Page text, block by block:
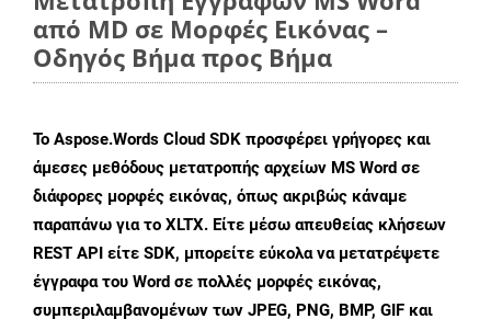
από MD σε Μορφές Εικόνας –
Οδηγός Βήμα προς Βήμα
Το Aspose.Words Cloud SDK προσφέρει γρήγορες και
άμεσες μεθόδους μετατροπής αρχείων MS Word σε
διάφορες μορφές εικόνας, όπως ακριβώς κάναμε
παραπάνω για το XLTX. Είτε μέσω απευθείας κλήσεων
REST API είτε SDK, μπορείτε εύκολα να μετατρέψετε
έγγραφα του Word σε πολλές μορφές εικόνας,
συμπεριλαμβανομένων των JPEG, PNG, BMP, GIF και